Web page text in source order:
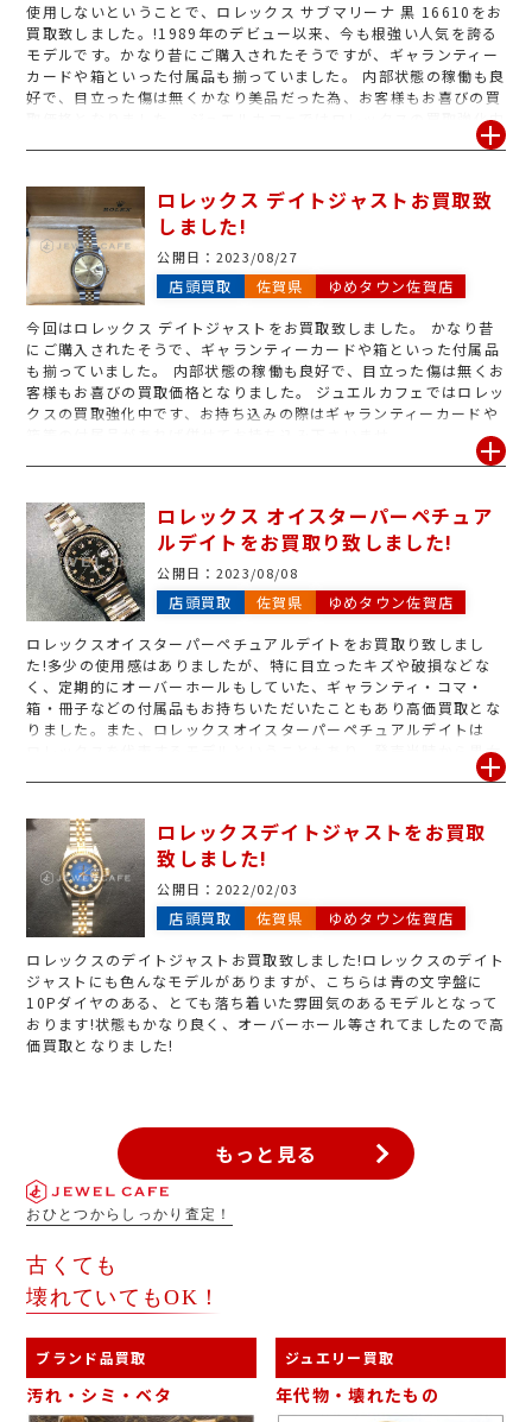
使用しないということで、ロレックス サブマリーナ 黒 16610をお
買取致しました。!1989年のデビュー以来、今も根強い人気を誇る
モデルです。かなり昔にご購入されたそうですが、ギャランティー
カードや箱といった付属品も揃っていました。 内部状態の稼働も良
好で、目立った傷は無くかなり美品だった為、お客様もお喜びの買
取価格となりました。 ジュエルカフェではロレックスの買取強化中
です!お持ち込みの際はギャランティーカードや箱等の付属品があれ
ロレックス デイトジャストお買取致
しました!
公開日： 2023/08/27
店頭買取 佐賀県 ゆめタウン佐賀店
今回はロレックス デイトジャストをお買取致しました。 かなり昔
にご購入されたそうで、ギャランティーカードや箱といった付属品
も揃っていました。 内部状態の稼働も良好で、目立った傷は無くお
客様もお喜びの買取価格となりました。 ジュエルカフェではロレッ
クスの買取強化中です、お持ち込みの際はギャランティーカードや
ロレックス オイスターパーペチュア
ルデイトをお買取り致しました!
公開日： 2023/08/08
店頭買取 佐賀県 ゆめタウン佐賀店
ロレックスオイスターパーペチュアルデイトをお買取り致しまし
た!多少の使用感はありましたが、特に目立ったキズや破損などな
く、定期的にオーバーホールもしていた、ギャランティ・コマ・
箱・冊子などの付属品もお持ちいただいたこともあり高価買取とな
りました。また、ロレックスオイスターパーペチュアルデイトは
ロレックスを代表するモデルということもあり、発売当時から男女
問わず絶大な人気があります。その為、中古での買取相場も値崩れ
ド時計買取を行っていますのでご自宅に眠っている時計がありまし
たら是非一度ご相談ください!ロレックスデイトジャストをお買取
致しました!
公開日： 2022/02/03
店頭買取 佐賀県 ゆめタウン佐賀店
ロレックスのデイトジャストお買取致しました!ロレックスのデイト
ジャストにも色んなモデルがありますが、こちらは青の文字盤に
10Pダイヤのある、とても落ち着いた雰囲気のあるモデルとなって
おります!状態もかなり良く、オーバーホール等されてましたので高
価買取となりました!
もっと見る
おひとつからしっかり査定！
古くても
壊れていてもOK！
ブランド品買取
汚れ・シミ・ベタ
ジュエリー買取
年代物・壊れたもの